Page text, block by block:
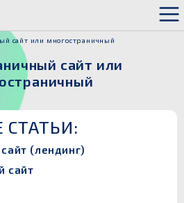
сайт или многостраничный
сайт или
(лендинг)
сайт